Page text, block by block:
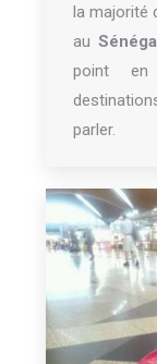
la majorité
au
point en
parler.